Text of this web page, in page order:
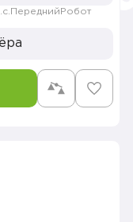
Передний Робот